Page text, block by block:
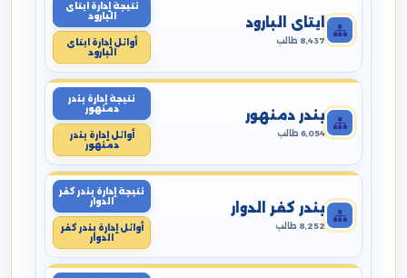
ايتاى البارود
8,437 طالب
نتيجة إدارة ايتاى
البارود
أوائل إدارة ايتاى
البارود
بندر دمنهور
6,054 طالب
نتيجة إدارة بندر
دمنهور
أوائل إدارة بندر
دمنهور
بندر كفر الدوار
8,252 طالب
نتيجة إدارة بندر كفر
الدوار
أوائل إدارة بندر كفر
الدوار